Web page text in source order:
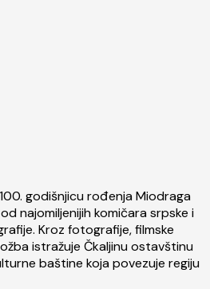
godišnjicu rođenja Miodraga
najomiljenijih komičara srpske i
Kroz fotografije, filmske
istražuje Čkaljinu ostavštinu
baštine koja povezuje regiju